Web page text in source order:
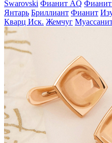
Swarovski Фианит AQ
Янтарь Бриллиант Фианит
Кварц Иск. Жемчуг